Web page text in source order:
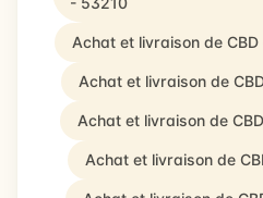
Achat et livraison de
Achat et livraison de
Achat et livraison de
Achat et livraison de